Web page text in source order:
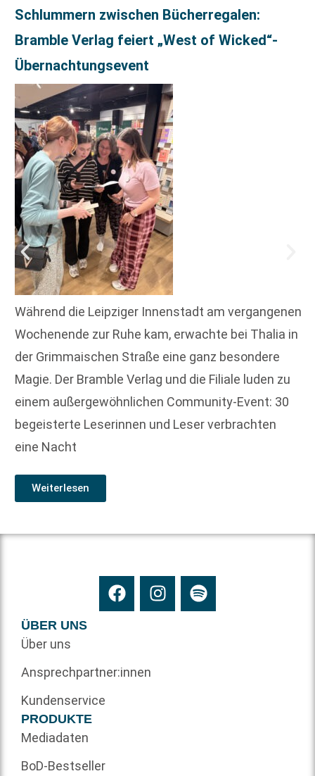
Schlummern zwischen Bücherregalen:
Bramble Verlag feiert „West of Wicked“-
Übernachtungsevent
Während die Leipziger Innenstadt am vergangenen
Wochenende zur Ruhe kam, erwachte bei Thalia in
der Grimmaischen Straße eine ganz besondere
Magie. Der Bramble Verlag und die Filiale luden zu
einem außergewöhnlichen Community-Event: 30
begeisterte Leserinnen und Leser verbrachten
eine Nacht
Weiterlesen
ÜBER UNS
Über uns
Ansprechpartner:innen
Kundenservice
PRODUKTE
Mediadaten
BoD-Bestseller